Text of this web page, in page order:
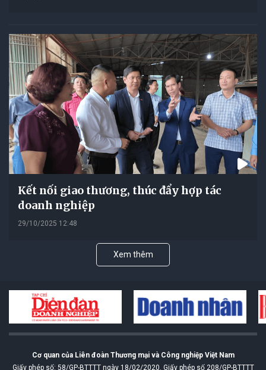
Kết nối giao thương, thúc đẩy hợp tác
doanh nghiệp
29/10/2025 12:48
Xem thêm
Cơ quan của Liên đoàn Thương mại và Công nghiệp Việt Nam
Giấy phép số: 58/GP-BTTTT ngày 18/02/2020. Giấy phép số 208/GP-BTTTT